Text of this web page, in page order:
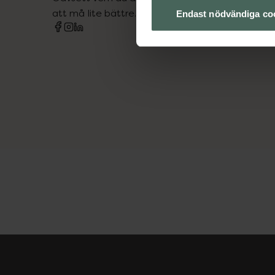
Endast nödvändiga
att må lite bättre. Välkommen att prata med